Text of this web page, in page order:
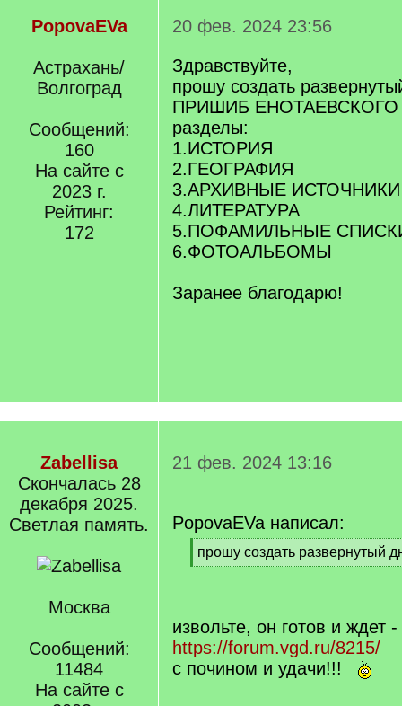
PopovaEVa
Астрахань/
Волгоград
Сообщений:
160
На сайте с
2023 г.
Рейтинг:
172
20 фев. 2024 23:56
Здравствуйте,
прошу создать
ПРИШИБ
разделы:
1.ИСТОРИЯ
2.ГЕОГРАФИЯ
3.АРХИВНЫЕ
4.ЛИТЕРАТУРА
5.ПОФАМИЛЬНЫЕ
6.ФОТОАЛЬБОМЫ
Заранее благодарю!
Zabellisa
Cкончалась 28
декабря 2025.
Светлая память.
Москва
Сообщений:
11484
На сайте с
21 фев. 2024 13:16
PopovaEVa написал:
[
q
прошу создать развернутый
[
извольте, он готов и ждет -
https://forum.vgd.ru/8215/
с почином и удачи!!!